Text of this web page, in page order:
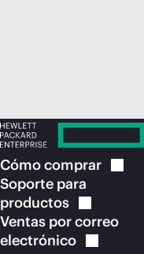
Cómocomprar
Soporte para
productos
Ventas por correo
electrónico